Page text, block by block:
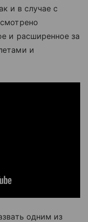
и в случае с
и расширенное за
и
одним из